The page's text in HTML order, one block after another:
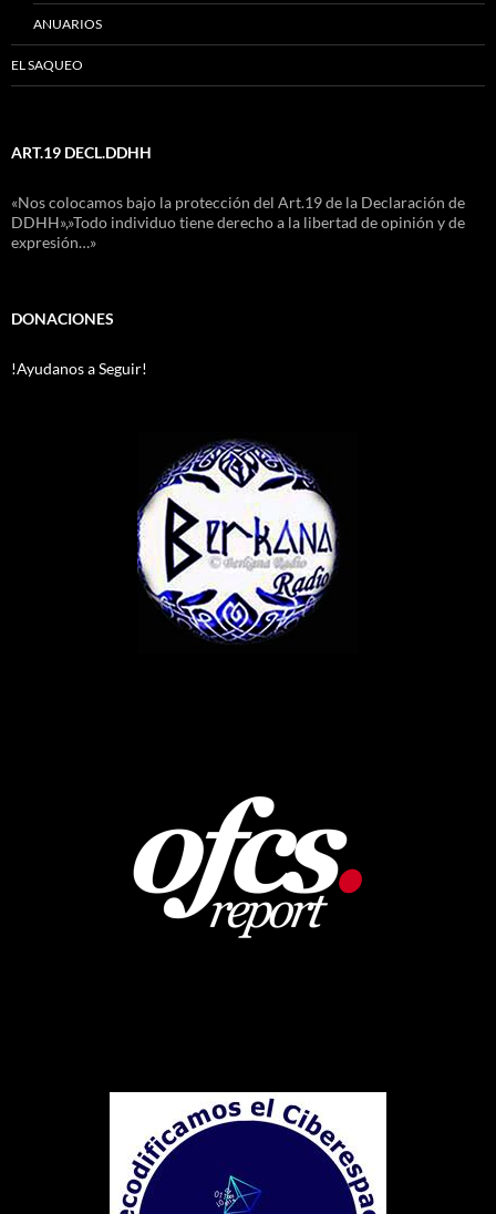
ANUARIOS
EL SAQUEO
ART.19 DECL.DDHH
«Nos colocamos bajo la protección del Art.19 de la Declaración de
DDHH»,»Todo individuo tiene derecho a la libertad de opinión y de
expresión…»
DONACIONES
!Ayudanos a Seguir!